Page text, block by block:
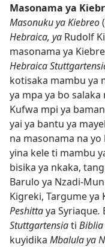
Masonama ya
Masonuku ya Kiebreo
Hebraica, ya Rudolf
masonama ya
Hebraica
kotisaka mambu ya
ya mpa ya bo
Kufwa mpi ya
yai ya bantu ya
na masonama na
yina kele ti mambu
bisika ya nkaka,
Barulo ya Nzadi-
Kigreki, Targume ya
Peshittaya Syriaque.
Stuttgartensiati
kuyidika Mbalula ya